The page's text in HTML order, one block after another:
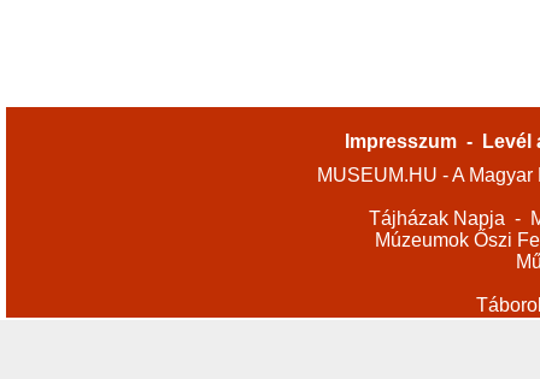
Impresszum -
Levél
MUSEUM.HU - A
Tájházak Napja -
Múzeumok Őszi